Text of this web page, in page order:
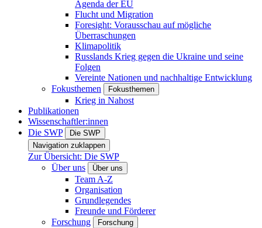
Agenda der EU
Flucht und Migration
Foresight: Vorausschau auf mögliche
Überraschungen
Klimapolitik
Russlands Krieg gegen die Ukraine und seine
Folgen
Vereinte Nationen und nachhaltige Entwicklung
Fokusthemen
Fokusthemen
Krieg in Nahost
Publikationen
Wissenschaftler:innen
Die SWP
Die SWP
Navigation zuklappen
Zur Übersicht: Die SWP
Über uns
Über uns
Team A-Z
Organisation
Grundlegendes
Freunde und Förderer
Forschung
Forschung